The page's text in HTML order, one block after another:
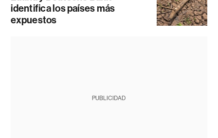
identifica los países más
expuestos
PUBLICIDAD